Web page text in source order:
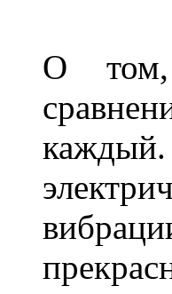
О том,
каждый.